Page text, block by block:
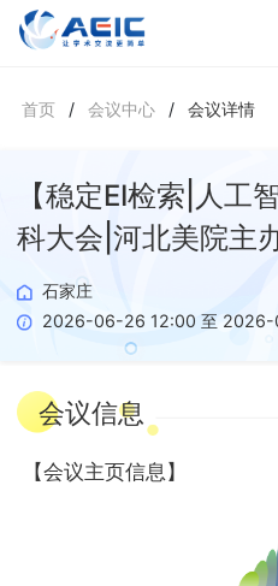
首页 / 会议中心 / 会议详情
【稳定EI检索|人工
科大会|河北美院主
能与数字人文国际学
2026)
石家庄
2026-06-26 12:00 至
会议信息
【会议主页信息 】